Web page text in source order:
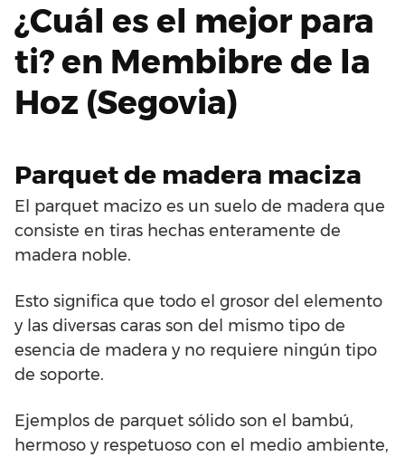
¿Cuál es el mejor para
ti? en Membibre de la
Hoz (Segovia)
Parquet de madera maciza
El parquet macizo es un suelo de madera que
consiste en tiras hechas enteramente de
madera noble.
Esto significa que todo el grosor del elemento
y las diversas caras son del mismo tipo de
esencia de madera y no requiere ningún tipo
de soporte.
Ejemplos de parquet sólido son el bambú,
hermoso y respetuoso con el medio ambiente,